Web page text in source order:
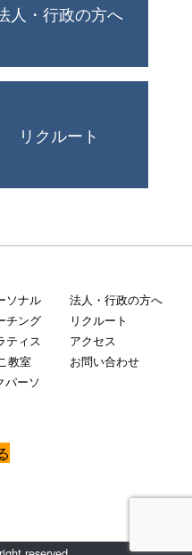
人・行政の方へ
リクルート
ソナル
チング
ティス
教室
パーソ
法人・行政の方へ
リクルート
アクセス
お問い合わせ